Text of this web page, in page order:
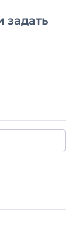
задать